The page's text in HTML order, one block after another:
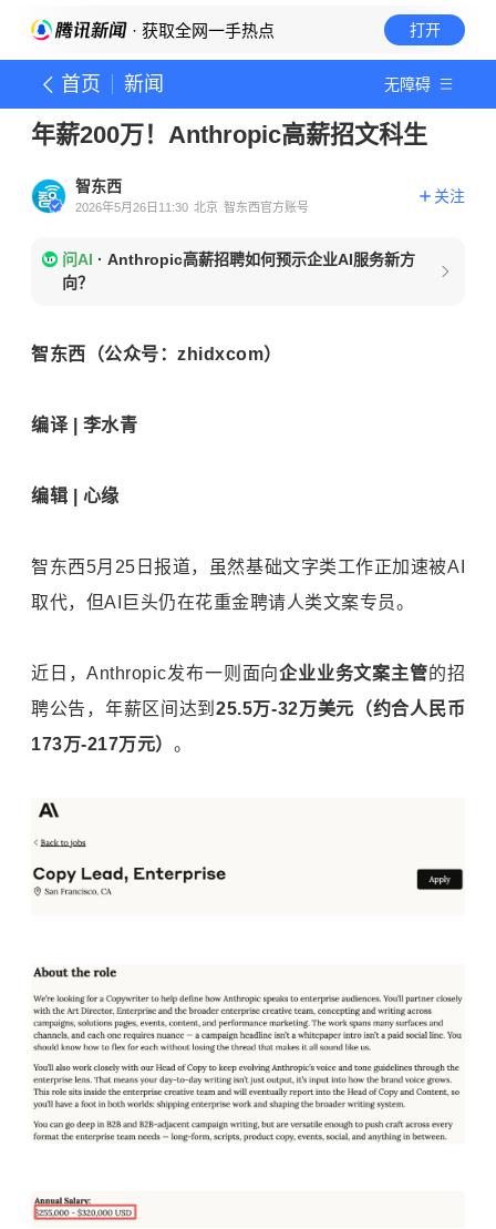
· 获取全网一手热点 打开
首页 新闻 无障碍
年薪200万！Anthropic高薪招文科生
智东西
2026年5月26日11:30 北京 智东西官方账号
关注
问AI · Anthropic高薪招聘如何预示企业AI服务新方
向？
智东西（公众号：zhidxcom）
编译 | 李水青
编辑 | 心缘
智东西5月25日报道，虽然基础文字类工作正加速被AI
取代，但AI巨头仍在花重金聘请人类文案专员。
近日，Anthropic发布一则面向企业业务文案主管的招
聘公告，年薪区间达到25.5万-32万美元（约合人民币
173万-217万元） 。